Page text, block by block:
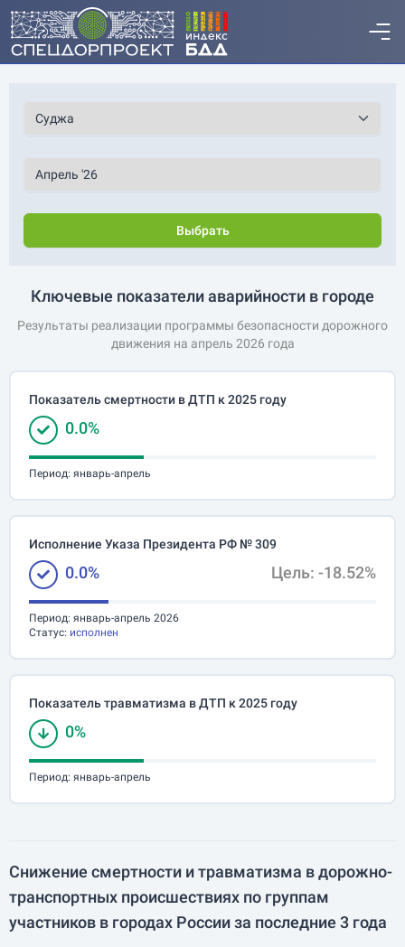
Выбрать
Ключевые показатели аварийности в городе
Результаты реализации программы безопасности дорожного
движения на апрель 2026 года
Показатель смертности в ДТП к 2025 году
0.0%
Период: январь-апрель
Исполнение Указа Президента РФ № 309
0.0% Цель: -18.52%
Период: январь-апрель 2026
Статус: исполнен
Показатель травматизма в ДТП к 2025 году
0%
Период: январь-апрель
Снижение смертности и травматизма в дорожно-
транспортных происшествиях по группам
участников в городах России за последние 3 года